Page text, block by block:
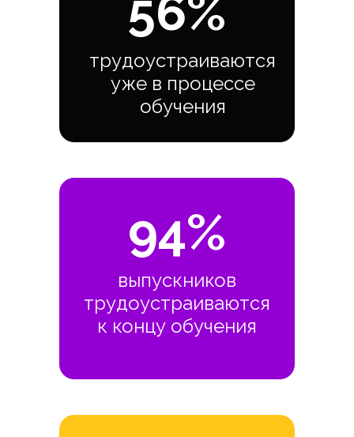
56%
трудоустраиваются
уже в процессе
обучения
94%
выпускников
трудоустраиваются
к концу обучения